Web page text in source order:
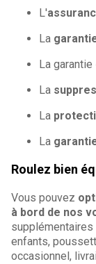
L'
La
La garantie
La
La
La
Roulez bien
Vous pouvez
à bord de nos
enfants,
occasionnel,